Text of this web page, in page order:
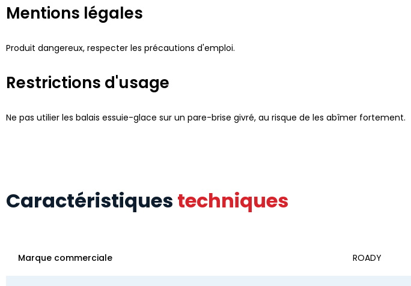
Mentions légales
Produit dangereux, respecter les précautions d'emploi.
Restrictions d'usage
Ne pas utilier les balais essuie-glace sur un pare-brise givré, au risque de les abîmer fortement.
Caractéristiques techniques
Marque commerciale ROADY